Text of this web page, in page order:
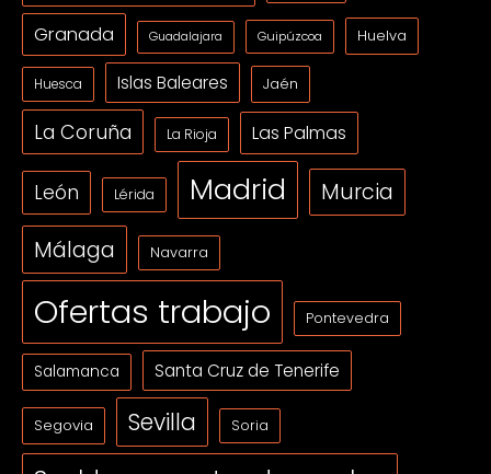
Granada Guadalajara Guipúzcoa Huelva
Huesca Islas Baleares Jaén
La Coruña La Rioja Las Palmas
León Lérida Madrid Murcia
Málaga Navarra
Ofertas trabajo Pontevedra
Salamanca Santa Cruz de Tenerife
Segovia Sevilla Soria